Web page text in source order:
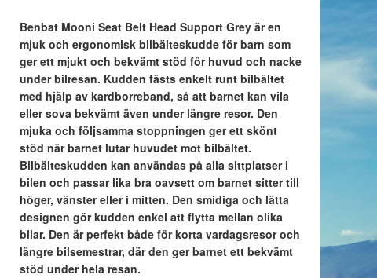
Benbat Mooni Seat Belt Head Support Grey är en
mjuk och ergonomisk bilbälteskudde för barn som
ger ett mjukt och bekvämt stöd för huvud och nacke
under bilresan. Kudden fästs enkelt runt bilbältet
med hjälp av kardborreband, så att barnet kan vila
eller sova bekvämt även under längre resor. Den
mjuka och följsamma stoppningen ger ett skönt
stöd när barnet lutar huvudet mot bilbältet.
Bilbälteskudden kan användas på alla sittplatser i
bilen och passar lika bra oavsett om barnet sitter till
höger, vänster eller i mitten. Den smidiga och lätta
designen gör kudden enkel att flytta mellan olika
bilar. Den är perfekt både för korta vardagsresor och
längre bilsemestrar, där den ger barnet ett bekvämt
stöd under hela resan.